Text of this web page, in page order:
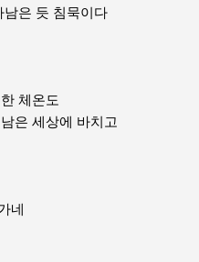
은 듯 침묵이다
체온도
은 세상에 바치고
네